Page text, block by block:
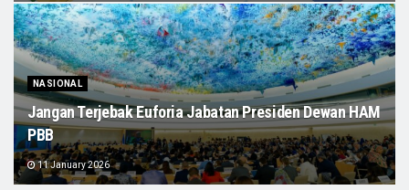
NASIONAL
Jangan Terjebak Euforia Jabatan Presiden Dewan HAM
PBB
11 January 2026